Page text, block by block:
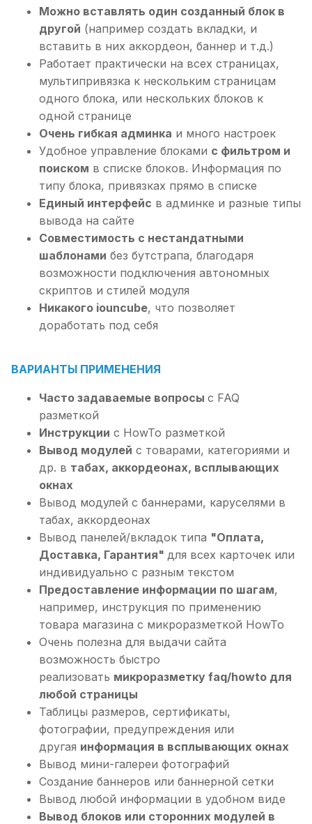
Можно вставлять один созданный блок в
другой (например создать вкладки, и
вставить в них аккордеон, баннер и т.д.)
Работает практически на всех страницах,
мультипривязка к нескольким страницам
одного блока, или нескольких блоков к
одной странице
Очень гибкая админка и много настроек
Удобное управление блоками с фильтром и
поиском в списке блоков. Информация по
типу блока, привязках прямо в списке
Единый интерфейс в админке и разные типы
вывода на сайте
Совместимость с нестандатными
шаблонами без бутстрапа, благодаря
возможности подключения автономных
скриптов и стилей модуля
Никакого iouncube, что позволяет
доработать под себя
ВАРИАНТЫ ПРИМЕНЕНИЯ
Часто задаваемые вопросы с FAQ
разметкой
Инструкции с HowTo разметкой
Вывод модулей с товарами, категориями и
др. в табах, аккордеонах, всплывающих
окнах
Вывод модулей с баннерами, каруселями в
табах, аккордеонах
Вывод панелей/вкладок типа "Оплата,
Доставка, Гарантия" для всех карточек или
индивидуально с разным текстом
Предоставление информации по шагам,
например, инструкция по применению
товара магазина с микроразметкой HowTo
Очень полезна для выдачи сайта
возможность быстро
реализовать микроразметку faq/howto для
любой страницы
Таблицы размеров, сертификаты,
фотографии, предупреждения или
другая информация в всплывающих окнах
Вывод мини-галереи фотографий
Создание баннеров или баннерной сетки
Вывод любой информации в удобном виде
Вывод блоков или сторонних модулей в